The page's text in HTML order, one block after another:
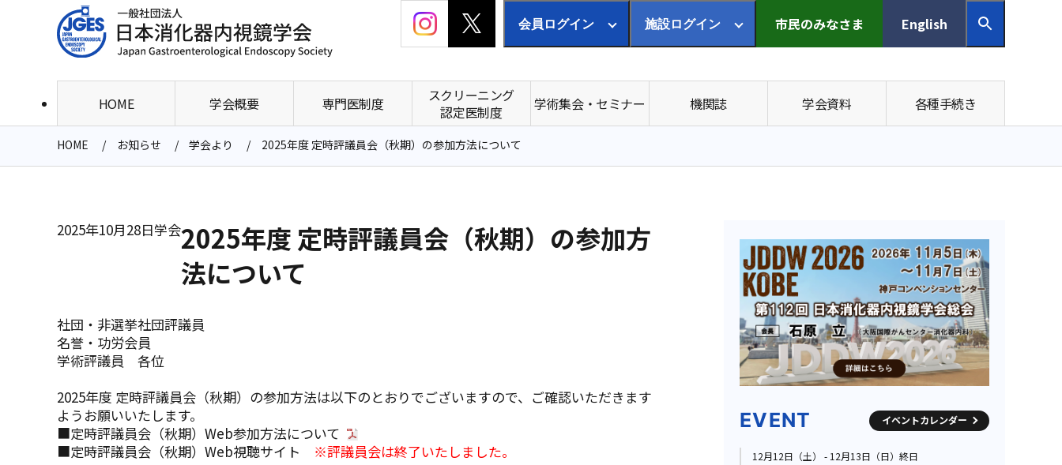
会員ログイン 施設ログイン 市民のみなさま English
HOME 学会概要 専門医制度
スクリーニング
認定医制度
学術集会・セミナー 機関誌 学会資料 各種手続き
HOME お知らせ 学会より 2025年度 定時評議員会（秋期）の参加方法について
2025年10月28日学会2025年度 定時評議員会（秋期）の参加方
法について
社団・非選挙社団評議員
名誉・功労会員
学術評議員 各位
2025年度 定時評議員会（秋期）の参加方法は以下のとおりでございますので、ご確認いただきます
ようお願いいたします。
■定時評議員会（秋期）Web参加方法について
■定時評議員会（秋期）Web視聴サイト ※評議員会は終了いたしました。
EVENT イベントカレンダー
12月12日（土） - 12月13日（日）終日